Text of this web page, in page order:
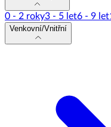
0 - 2 roky3 - 5 let6 - 9 let
Venkovní/Vnitřní